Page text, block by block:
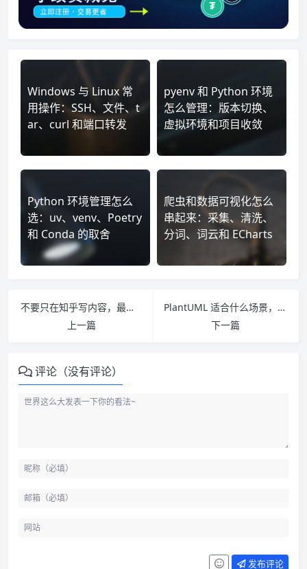
Windows 与 Linux 常
用操作：SSH、文件、t
ar、curl 和端口转发
pyenv 和 Python 环境
怎么管理：版本切换、
虚拟环境和项目收敛
Python 环境管理怎么
选：uv、venv、Poetry
和 Conda 的取舍
爬虫和数据可视化怎么
串起来：采集、清洗、
分词、词云和 ECharts
不要只在知乎写内容，最好有自己的站点
上一篇
PlantUML 适合什么场景，先从文本画图这件事理解
下一篇
评论（没有评论）
发布评论